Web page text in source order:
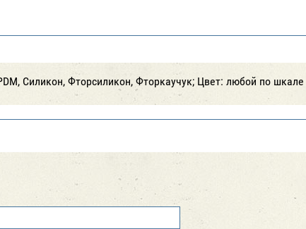
Силикон, Фторсиликон, Фторкаучук; Цвет: любой по шкале